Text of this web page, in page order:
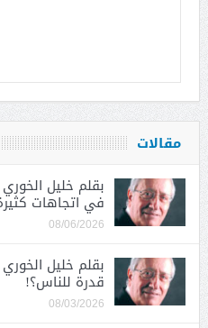
مقالات
بقلم خليل
في اتجاهات
08/06/2026
بقلم خليل
قدرة للناس؟!
08/03/2026